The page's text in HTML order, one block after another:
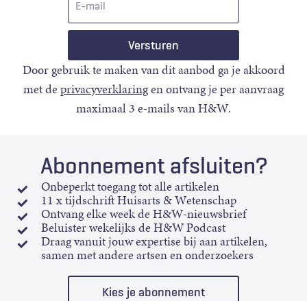
Door gebruik te maken van dit aanbod ga je akkoord
met deprivacyverklaringen ontvang je per aanvraag
maximaal 3 e-mails van H&W.
Abonnement afsluiten?
Onbeperkt toegang tot alle artikelen
11 x tijdschrift Huisarts & Wetenschap
Ontvang elke week de H&W-nieuwsbrief
Beluister wekelijks de H&W Podcast
Draag vanuit jouw expertise bij aan artikelen,
samen met andere artsen en onderzoekers
Kies je abonnement